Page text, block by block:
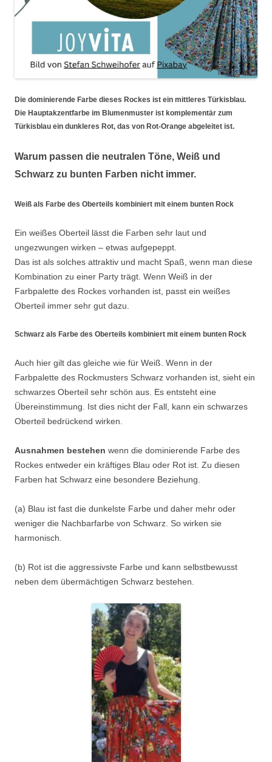
Die dominierende Farbe dieses Rockes ist ein mittleres Türkisblau.
Die Hauptakzentfarbe im Blumenmuster ist komplementär zum
Türkisblau ein dunkleres Rot, das von Rot-Orange abgeleitet ist.
Warum passen die neutralen Töne, Weiß und
Schwarz zu bunten Farben nicht immer.
Weiß als Farbe des Oberteils kombiniert mit einem bunten Rock
Ein weißes Oberteil lässt die Farben sehr laut und
ungezwungen wirken – etwas aufgepeppt.
Das ist als solches attraktiv und macht Spaß, wenn man diese
Kombination zu einer Party trägt. Wenn Weiß in der
Farbpalette des Rockes vorhanden ist, passt ein weißes
Oberteil immer sehr gut dazu.
Schwarz als Farbe des Oberteils kombiniert mit einem bunten Rock
Auch hier gilt das gleiche wie für Weiß. Wenn in der
Farbpalette des Rockmusters Schwarz vorhanden ist, sieht ein
schwarzes Oberteil sehr schön aus. Es entsteht eine
Übereinstimmung. Ist dies nicht der Fall, kann ein schwarzes
Oberteil bedrückend wirken.
Ausnahmen bestehen wenn die dominierende Farbe des
Rockes entweder ein kräftiges Blau oder Rot ist. Zu diesen
Farben hat Schwarz eine besondere Beziehung.
(a) Blau ist fast die dunkelste Farbe und daher mehr oder
weniger die Nachbarfarbe von Schwarz. So wirken sie
harmonisch.
(b) Rot ist die aggressivste Farbe und kann selbstbewusst
neben dem übermächtigen Schwarz bestehen.